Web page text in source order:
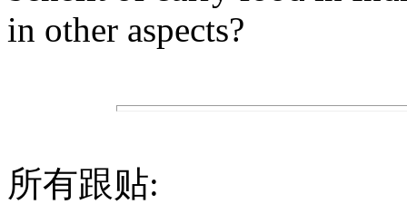
in other aspects?
所有跟贴: